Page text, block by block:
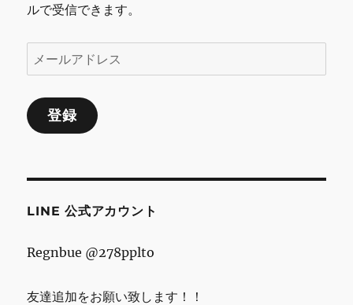
ョ
ン
ルで受信できます。
ー
ル
ア
ス
登録
LINE 公式アカウント
Regnbue @278pplto
友達追加をお願い致します！！